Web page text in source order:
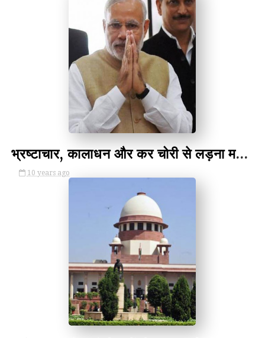
by Unknown
भ्रष्टाचार, कालाधन और कर चोरी से लड़ना महत्वपूर्ण- Pm Modi In G-20 Summit
10 years ago
by Unknown